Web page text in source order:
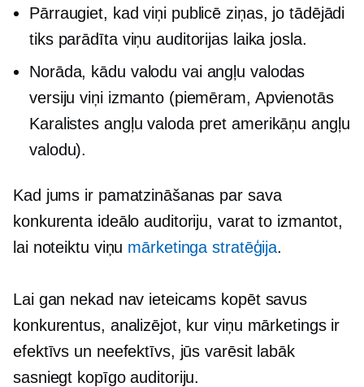
Pārraugiet, kad viņi publicē ziņas, jo tādējādi
tiks parādīta viņu auditorijas laika josla.
Norāda, kādu valodu vai angļu valodas
versiju viņi izmanto (piemēram, Apvienotās
Karalistes angļu valoda pret amerikāņu angļu
valodu).
Kad jums ir pamatzināšanas par sava
konkurenta ideālo auditoriju, varat to izmantot,
lai noteiktu viņu mārketinga stratēģija.
Lai gan nekad nav ieteicams kopēt savus
konkurentus, analizējot, kur viņu mārketings ir
efektīvs un neefektīvs, jūs varēsit labāk
sasniegt kopīgo auditoriju.